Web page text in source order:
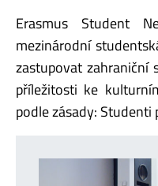
Erasmus Student
mezinárodní
zastupovat
příležitosti ke
podle zásady: